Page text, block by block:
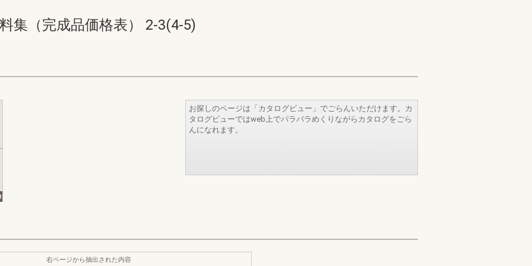
集（完成品価格表） 2-3(4-5)
お探しのページは「カタログビュー」でごらんいただけます。カ
タログビューではweb上でパラパラめくりながらカタログをごら
んになれます。
右ページから抽出された内容